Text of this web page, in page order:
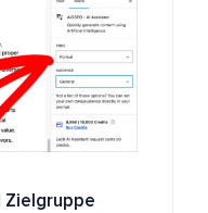
Zielgruppe